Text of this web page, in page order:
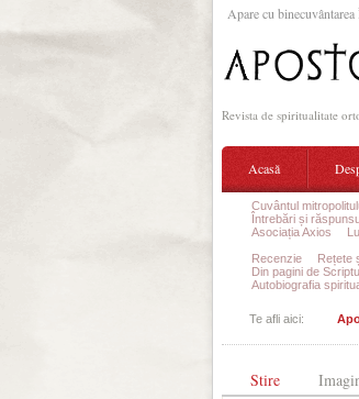
Apare cu
Revista de spiritualitate
Acasă
Cuvântul
Întrebări și
Asociația Axios
Recenzie
Rețete
Din pagini de
Autobiografia
Te afli aici:
Stire